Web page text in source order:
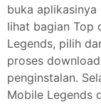
buka
lihat bagian Top
Legends, pilih
proses
penginstalan.
Mobile Legends